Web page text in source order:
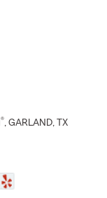
®, GARLAND, TX